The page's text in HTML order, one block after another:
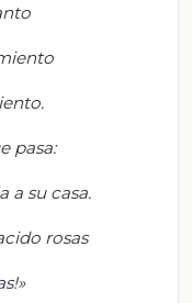
pasa:
a su casa.
rosas